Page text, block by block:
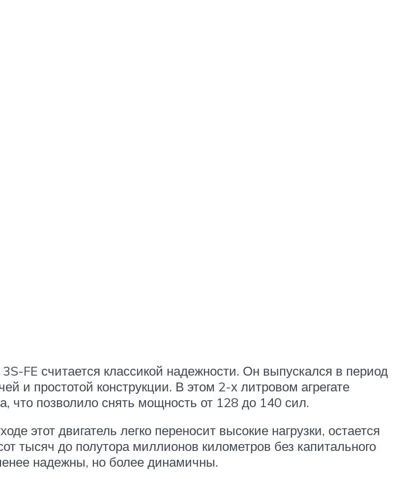
FE считается классикой надежности. Он выпускался в период
и простотой конструкции. В этом 2-х литровом агрегате
что позволило снять мощность от 128 до 140 сил.
этот двигатель легко переносит высокие нагрузки, остается
тысяч до полутора миллионов километров без капитального
надежны, но более динамичны.